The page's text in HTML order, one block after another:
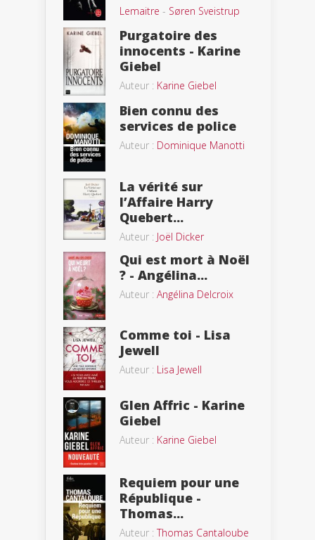
Lemaitre - Søren Sveistrup
Purgatoire des
innocents - Karine
Giebel
Auteur : Karine Giebel
Bien connu des
services de police
Auteur : Dominique Manotti
La vérité sur
l’Affaire Harry
Quebert...
Auteur : Joël Dicker
Qui est mort à Noël
? - Angélina...
Auteur : Angélina Delcroix
Comme toi - Lisa
Jewell
Auteur : Lisa Jewell
Glen Affric - Karine
Giebel
Auteur : Karine Giebel
Requiem pour une
République -
Thomas...
Auteur :Thomas Cantaloube